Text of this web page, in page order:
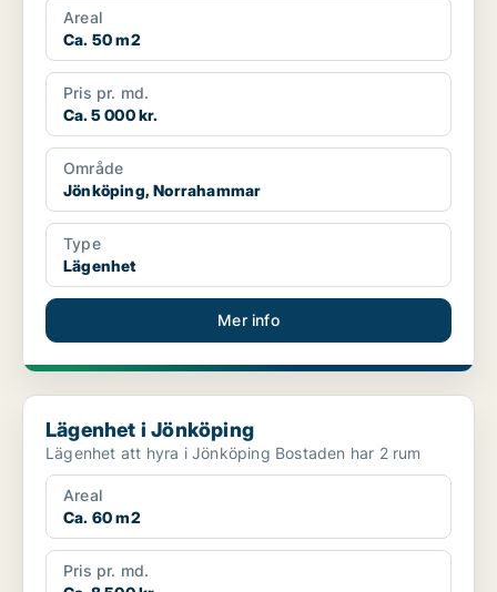
Areal
Ca. 50 m2
Pris pr. md.
Ca. 5 000 kr.
Område
Jönköping, Norrahammar
Type
Lägenhet
Mer info
Lägenhet i Jönköping
Lägenhet i Jönköping
Lägenhet att hyra i Jönköping Bostaden har 2 rum
Areal
Ca. 60 m2
Pris pr. md.